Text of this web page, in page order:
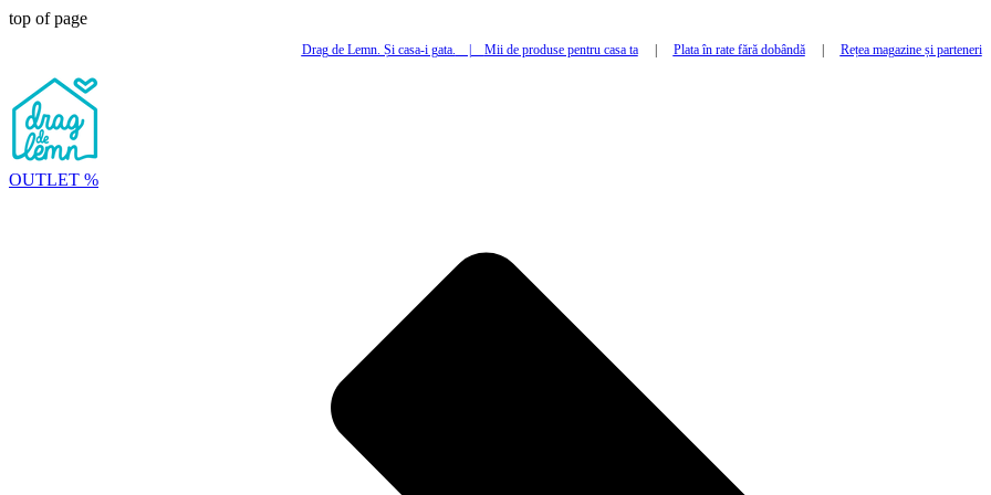
top of page
Drag de Lemn. Și casa-i gata. Mii de produse pentru casa ta| Plata în rate fără dobândă| Rețea magazine și parteneri
OUTLET %